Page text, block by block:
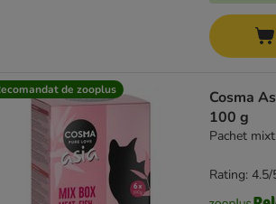
de zooplus
Cosma
100 g
Pachet mixt
Rating: 4.5/